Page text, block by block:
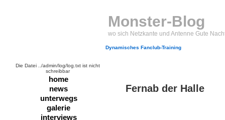
Die Datei ../admin/log/log.txt ist nicht
schreibbar
home
news
unterwegs
galerie
interviews
Monster-Blog
wo sich Netzkante und Antenne Gute
Dynamisches Fanclub-Training
Fernab der Halle